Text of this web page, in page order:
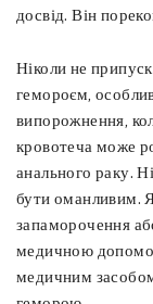
досвід. Він
Ніколи не
гемороєм,
випорожнення,
кровотеча може
анального раку.
бути оманливим.
запаморочення
медичною
медичним